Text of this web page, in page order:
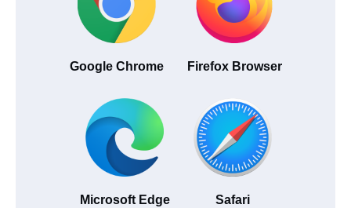
Google Chrome Firefox Browser
Microsoft Edge Safari